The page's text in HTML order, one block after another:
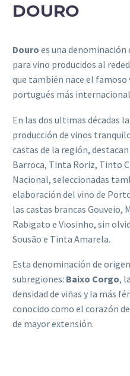
DOURO
Douro es una denominación
para vino producidos al
que también nace el
portugués más
En las dos ultimas décadas
producción de vinos
castas de la región,
Barroca, Tinta Roriz, Tinto
Nacional, seleccionadas
elaboración del vino de
las castas brancas Gouveio,
Rabigato e Viosinho, sin
Sousão e Tinta Amarela.
Esta denominación de
subregiones: Baixo Corgo,
densidad de viñas y la más
conocido como el corazón
de mayor extensión.